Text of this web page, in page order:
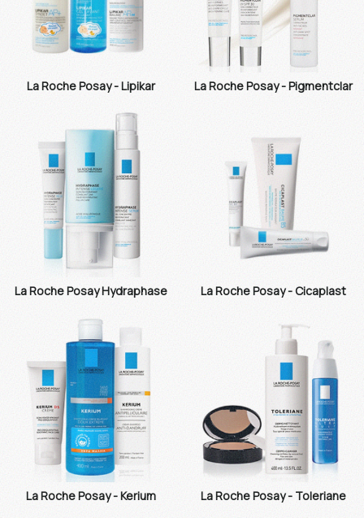
La Roche Posay - Lipikar La Roche Posay - Pigmentclar
La Roche Posay Hydraphase La Roche Posay - Cicaplast
La Roche Posay - Kerium La Roche Posay - Toleriane